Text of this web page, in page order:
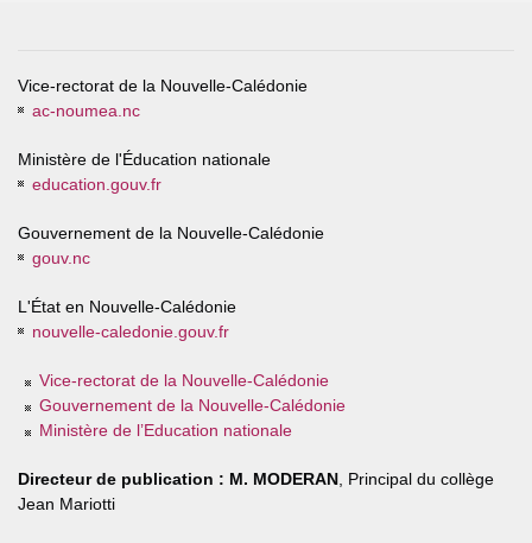
Vice-rectorat de la Nouvelle-Calédonie
ac-noumea.nc
Ministère de l'Éducation nationale
education.gouv.fr
Gouvernement de la Nouvelle-Calédonie
gouv.nc
L'État en Nouvelle-Calédonie
nouvelle-caledonie.gouv.fr
Vice-rectorat de la Nouvelle-Calédonie
Gouvernement de la Nouvelle-Calédonie
Ministère de l’Education nationale
Directeur de publication : M. MODERAN
, Principal du collège
Jean Mariotti